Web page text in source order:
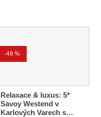
-49 %
Relaxace & luxus: 5*
Savoy Westend v
Karlových Varech s…